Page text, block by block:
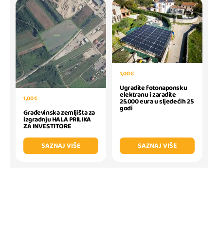
1,00 €
Građevinska zemljišta za
izgradnju HALA PRILIKA
ZA INVESTITORE
SAZNAJ VIŠE
1,00 €
Ugradite fotonaponsku
elektranu i zaradite
25.000 eura u sljedećih 25
godi
SAZNAJ VIŠE